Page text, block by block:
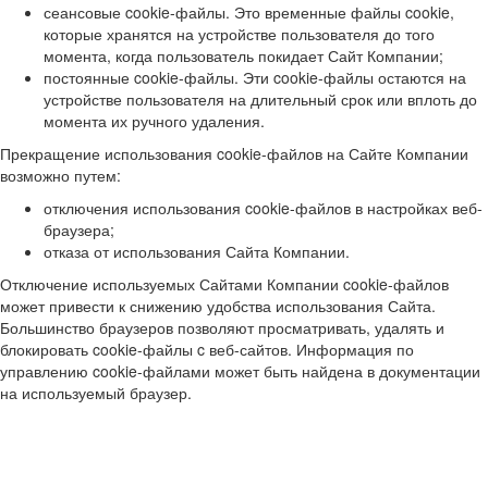
сеансовые cookie-файлы. Это временные файлы cookie,
которые хранятся на устройстве пользователя до того
момента, когда пользователь покидает Сайт Компании;
постоянные cookie-файлы. Эти cookie-файлы остаются на
устройстве пользователя на длительный срок или вплоть до
момента их ручного удаления.
Прекращение использования cookie-файлов на Сайте Компании
возможно путем:
отключения использования cookie-файлов в настройках веб-
браузера;
отказа от использования Сайта Компании.
Отключение используемых Сайтами Компании cookie-файлов
может привести к снижению удобства использования Сайта.
Большинство браузеров позволяют просматривать, удалять и
блокировать cookie-файлы c веб-сайтов. Информация по
управлению cookie-файлами может быть найдена в документации
на используемый браузер.